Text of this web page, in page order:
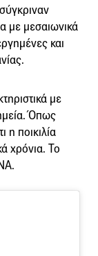
με μεσαιωνικά
και
με
Όπως
η ποικιλία
χρόνια. Το